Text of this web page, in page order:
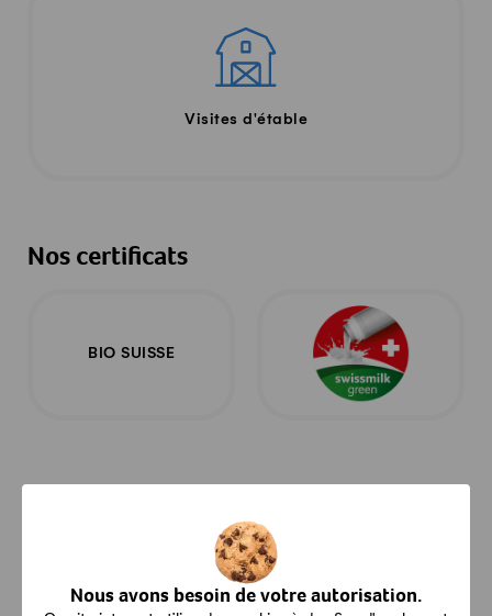
Nous avons besoin de votre autorisation.
Visites d'étable
Nos certificats
BIO SUISSE
Haltenstrasse 18A, 6064 Kerns